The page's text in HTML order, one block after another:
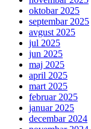
oktobar 2025
septembar 2025
avgust 2025
jul 2025
jun 2025
maj 2025
april 2025
mart 2025
februar 2025
januar 2025
decembar 2024